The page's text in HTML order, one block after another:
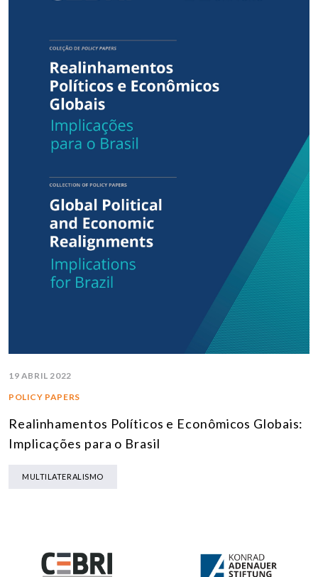
19 ABRIL 2022
POLICY PAPERS
Realinhamentos Políticos e Econômicos Globais:
Implicações para o Brasil
MULTILATERALISMO